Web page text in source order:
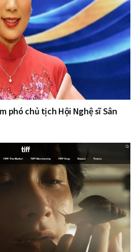
phó chủ tịch Hội Nghệ sĩ Sân